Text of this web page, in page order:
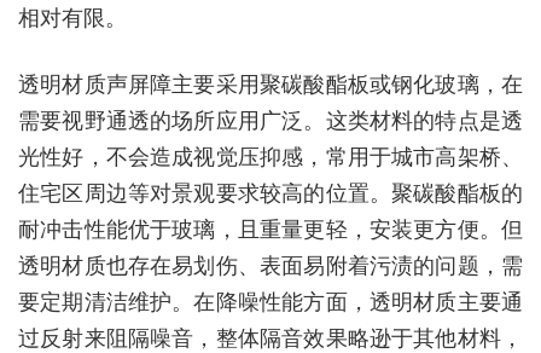
相对有限。
透明材质声屏障主要采用聚碳酸酯板或钢化玻璃，在
需要视野通透的场所应用广泛。这类材料的特点是透
光性好，不会造成视觉压抑感，常用于城市高架桥、
住宅区周边等对景观要求较高的位置。聚碳酸酯板的
耐冲击性能优于玻璃，且重量更轻，安装更方便。但
透明材质也存在易划伤、表面易附着污渍的问题，需
要定期清洁维护。在降噪性能方面，透明材质主要通
过反射来阻隔噪音，整体隔音效果略逊于其他材料，